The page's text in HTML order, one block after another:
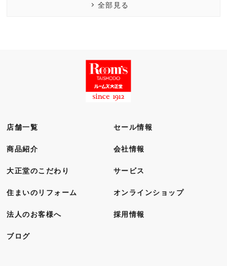
全部見る
店舗一覧 セール情報
商品紹介 会社情報
大正堂のこだわり サービス
住まいのリフォーム オンラインショップ
法人のお客様へ 採用情報
ブログ